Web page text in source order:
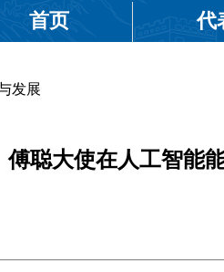
首页 代
发展
傅聪大使在人工智能